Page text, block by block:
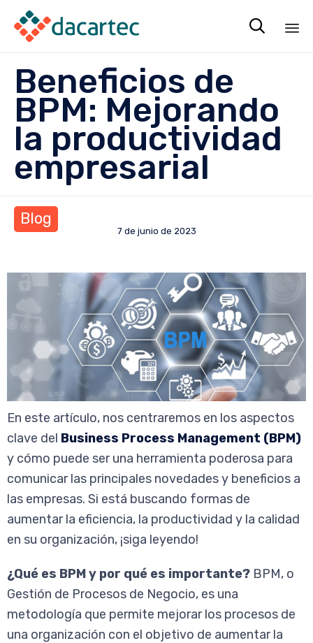

Beneficios de
BPM: Mejorando
la productividad
empresarial
Blog
7 de junio de 2023
En este artículo, nos centraremos en los aspectos
clave del Business Process Management (BPM)
y cómo puede ser una herramienta poderosa para
comunicar las principales novedades y beneficios a
las empresas. Si está buscando formas de
aumentar la eficiencia, la productividad y la calidad
en su organización, ¡siga leyendo!
¿Qué es BPM y por qué es importante? BPM, o
Gestión de Procesos de Negocio, es una
metodología que permite mejorar los procesos de
una organización con el objetivo de aumentar la